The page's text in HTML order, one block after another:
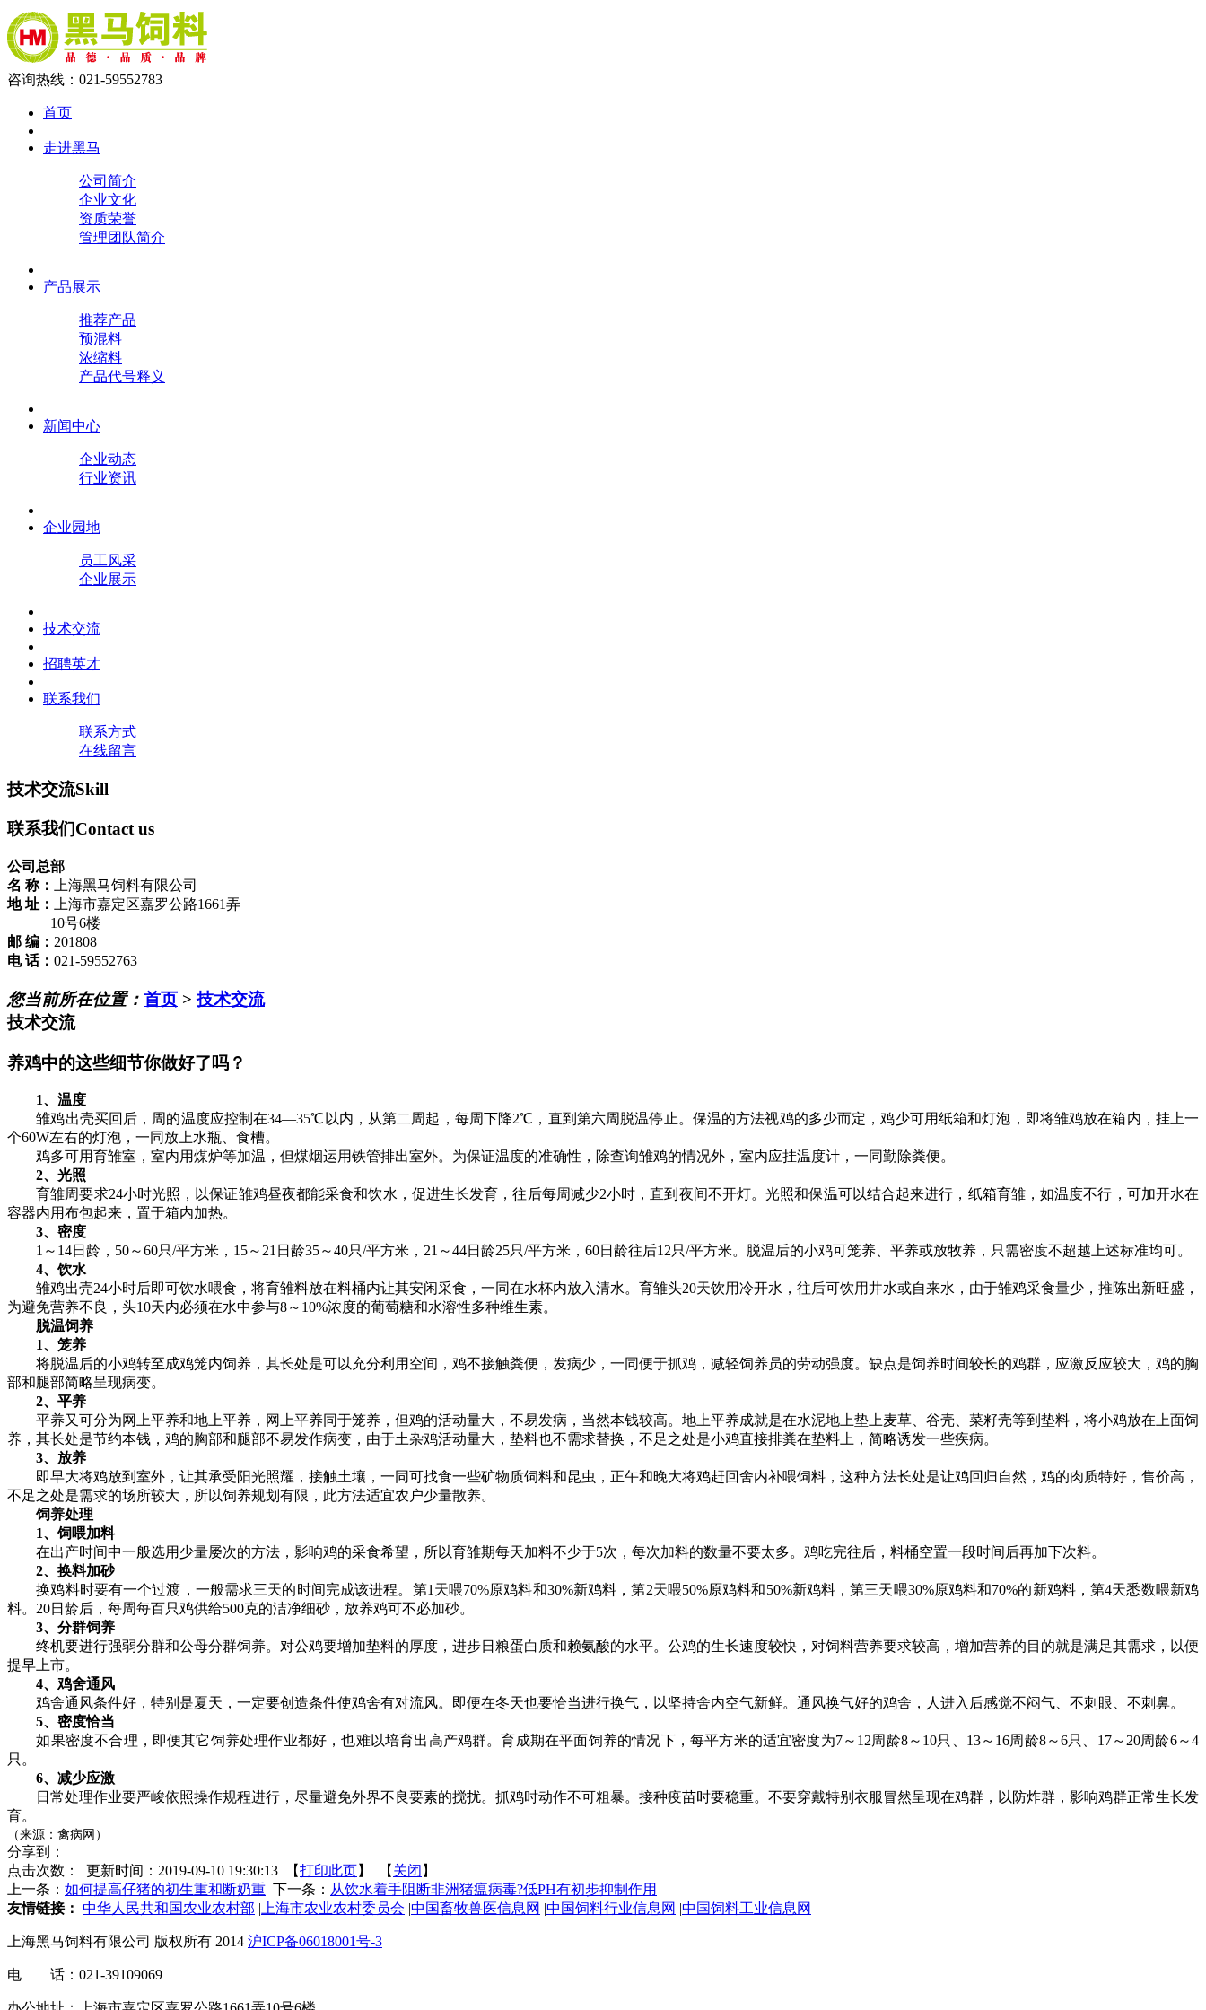
咨询热线：021-59552783
首页
走进黑马
公司简介
企业文化
资质荣誉
管理团队简介
产品展示
推荐产品
预混料
浓缩料
产品代号释义
新闻中心
企业动态
行业资讯
企业园地
员工风采
企业展示
技术交流
招聘英才
联系我们
联系方式
在线留言
技术交流Skill
联系我们Contact us
公司总部
名 称：
上海黑马饲料有限公司
地 址：
上海市嘉定区嘉罗公路1661弄
10号6楼
邮 编： 201808
电 话： 021-59552763
您当前所在位置： 首页 >技术交流
技术交流
养鸡中的这些细节你做好了吗？
1、温度
雏鸡出壳买回后，周的温度应控制在34—35℃以内，从第二周起，每周下降2℃，直到第六周脱温停止。保温的方法视鸡的多少而定，鸡少可用纸箱和灯泡，即将雏鸡放在箱内，挂上一
个60W左右的灯泡，一同放上水瓶、食槽。
鸡多可用育雏室，室内用煤炉等加温，但煤烟运用铁管排出室外。为保证温度的准确性，除查询雏鸡的情况外，室内应挂温度计，一同勤除粪便。
2、光照
育雏周要求24小时光照，以保证雏鸡昼夜都能采食和饮水，促进生长发育，往后每周减少2小时，直到夜间不开灯。光照和保温可以结合起来进行，纸箱育雏，如温度不行，可加开水在
容器内用布包起来，置于箱内加热。
3、密度
1～14日龄，50～60只/平方米，15～21日龄35～40只/平方米，21～44日龄25只/平方米，60日龄往后12只/平方米。脱温后的小鸡可笼养、平养或放牧养，只需密度不超越上述标准均可。
4、饮水
雏鸡出壳24小时后即可饮水喂食，将育雏料放在料桶内让其安闲采食，一同在水杯内放入清水。育雏头20天饮用冷开水，往后可饮用井水或自来水，由于雏鸡采食量少，推陈出新旺盛，
为避免营养不良，头10天内必须在水中参与8～10%浓度的葡萄糖和水溶性多种维生素。
脱温饲养
1、笼养
将脱温后的小鸡转至成鸡笼内饲养，其长处是可以充分利用空间，鸡不接触粪便，发病少，一同便于抓鸡，减轻饲养员的劳动强度。缺点是饲养时间较长的鸡群，应激反应较大，鸡的胸
部和腿部简略呈现病变。
2、平养
平养又可分为网上平养和地上平养，网上平养同于笼养，但鸡的活动量大，不易发病，当然本钱较高。地上平养成就是在水泥地上垫上麦草、谷壳、菜籽壳等到垫料，将小鸡放在上面饲
养，其长处是节约本钱，鸡的胸部和腿部不易发作病变，由于土杂鸡活动量大，垫料也不需求替换，不足之处是小鸡直接排粪在垫料上，简略诱发一些疾病。
3、放养
即早大将鸡放到室外，让其承受阳光照耀，接触土壤，一同可找食一些矿物质饲料和昆虫，正午和晚大将鸡赶回舍内补喂饲料，这种方法长处是让鸡回归自然，鸡的肉质特好，售价高，
不足之处是需求的场所较大，所以饲养规划有限，此方法适宜农户少量散养。
饲养处理
1、饲喂加料
在出产时间中一般选用少量屡次的方法，影响鸡的采食希望，所以育雏期每天加料不少于5次，每次加料的数量不要太多。鸡吃完往后，料桶空置一段时间后再加下次料。
2、换料加砂
换鸡料时要有一个过渡，一般需求三天的时间完成该进程。第1天喂70%原鸡料和30%新鸡料，第2天喂50%原鸡料和50%新鸡料，第三天喂30%原鸡料和70%的新鸡料，第4天悉数喂新鸡
料。20日龄后，每周每百只鸡供给500克的洁净细砂，放养鸡可不必加砂。
3、分群饲养
终机要进行强弱分群和公母分群饲养。对公鸡要增加垫料的厚度，进步日粮蛋白质和赖氨酸的水平。公鸡的生长速度较快，对饲料营养要求较高，增加营养的目的就是满足其需求，以便
提早上市。
4、鸡舍通风
鸡舍通风条件好，特别是夏天，一定要创造条件使鸡舍有对流风。即便在冬天也要恰当进行换气，以坚持舍内空气新鲜。通风换气好的鸡舍，人进入后感觉不闷气、不刺眼、不刺鼻。
5、密度恰当
如果密度不合理，即便其它饲养处理作业都好，也难以培育出高产鸡群。育成期在平面饲养的情况下，每平方米的适宜密度为7～12周龄8～10只、13～16周龄8～6只、17～20周龄6～4
只。
6、减少应激
日常处理作业要严峻依照操作规程进行，尽量避免外界不良要素的搅扰。抓鸡时动作不可粗暴。接种疫苗时要稳重。不要穿戴特别衣服冒然呈现在鸡群，以防炸群，影响鸡群正常生长发
育。
（来源：禽病网）
分享到：
点击次数：
更新时间：2019-09-10 19:30:13 【打印此页】 【 关闭 】
上一条： 如何提高仔猪的初生重和断奶重 下一条： 从饮水着手阻断非洲猪瘟病毒?低PH有初步抑制作用
友情链接： 中华人民共和国农业农村部 | 上海市农业农村委员会 |中国畜牧兽医信息网 |中国饲料行业信息网 |中国饲料工业信息网
上海黑马饲料有限公司 版权所有 2014 沪ICP备06018001号-3
电 话：021-39109069